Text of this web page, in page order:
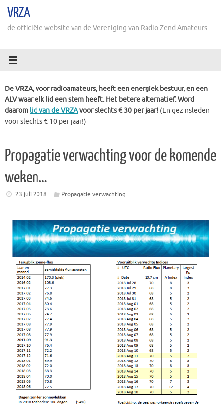
naarVRZA
de officiële website van de Vereniging van Radio Zend Amateurs
De VRZA, voor radioamateurs, heeft een energiek bestuur, en een
ALV waar elk lid een stem heeft. Het betere alternatief. Word
daarom lid van de VRZAvoor slechts € 30 per jaar! (En gezinsleden
voor slechts € 10 per jaar!)
Propagatie verwachting voor de komende
weken…
23 juli 2018 Propagatie verwachting